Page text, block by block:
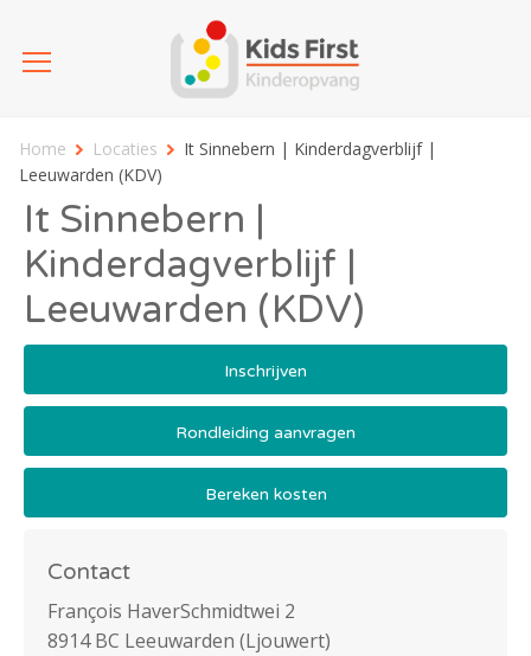
Home Locaties
It Sinnebern | Kinderdagverblijf |
Leeuwarden (KDV)
It Sinnebern |
Kinderdagverblijf |
Leeuwarden (KDV)
Inschrijven
Rondleiding aanvragen
Bereken kosten
Contact
François HaverSchmidtwei 2
8914 BC Leeuwarden (Ljouwert)